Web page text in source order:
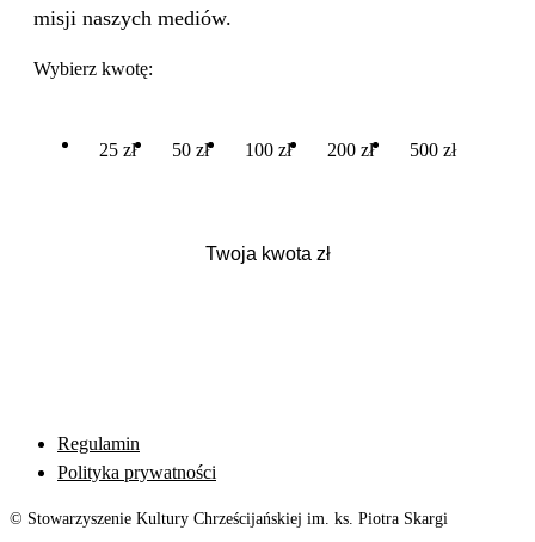
misji naszych mediów.
Wybierz kwotę:
25 zł 50 zł 100 zł 200 zł 500 zł
Regulamin
Polityka prywatności
© Stowarzyszenie Kultury Chrześcijańskiej im. ks. Piotra Skargi